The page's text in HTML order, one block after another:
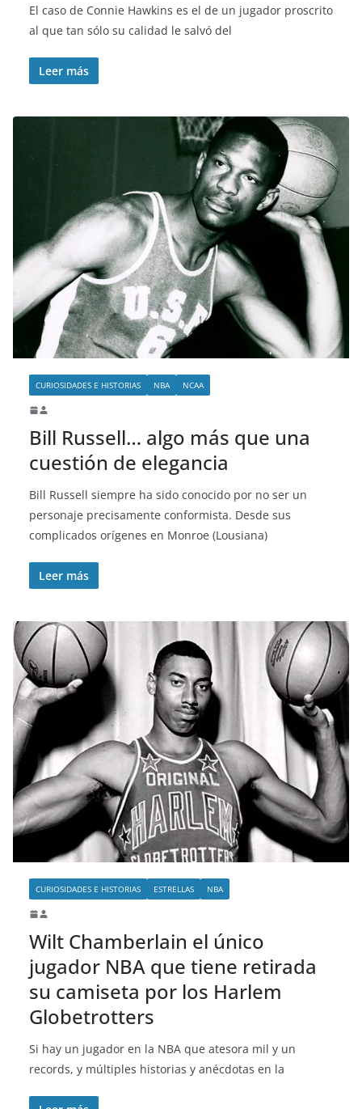
El caso de Connie Hawkins es el de un jugador proscrito
al que tan sólo su calidad le salvó del
Leer más
CURIOSIDADES E HISTORIAS NBA NCAA
Bill Russell… algo más que una
cuestión de elegancia
Bill Russell siempre ha sido conocido por no ser un
personaje precisamente conformista. Desde sus
complicados orígenes en Monroe (Lousiana)
Leer más
CURIOSIDADES E HISTORIAS ESTRELLAS NBA
Wilt Chamberlain el único
jugador NBA que tiene retirada
su camiseta por los Harlem
Globetrotters
Si hay un jugador en la NBA que atesora mil y un
records, y múltiples historias y anécdotas en la